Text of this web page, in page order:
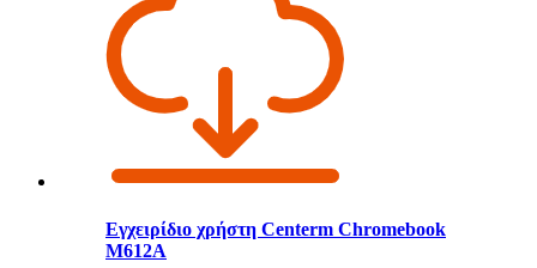
Εγχειρίδιο χρήστη Centerm Chromebook
M612A